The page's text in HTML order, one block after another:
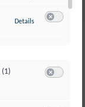
Details zu Google
(1)